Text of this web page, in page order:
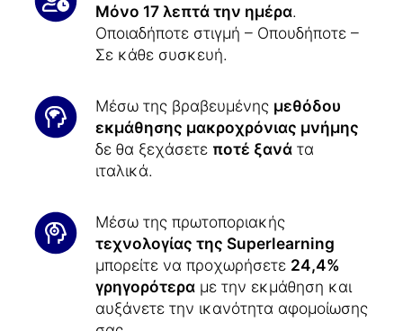
Μόνο 17 λεπτά την ημέρα.
Οποιαδήποτε στιγμή – Οπουδήποτε –
Σε κάθε συσκευή.
Μέσω της βραβευμένης μεθόδου
εκμάθησης μακροχρόνιας μνήμης
δε θα ξεχάσετε ποτέ ξανά τα
ιταλικά.
Μέσω της πρωτοποριακής
τεχνολογίας της Superlearning
μπορείτε να προχωρήσετε 24,4%
γρηγορότερα με την εκμάθηση και
αυξάνετε την ικανότητα αφομοίωσης